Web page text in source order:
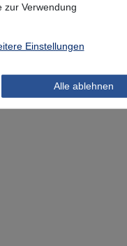
zur Verwendung
Einstellungen
Alle ablehnen